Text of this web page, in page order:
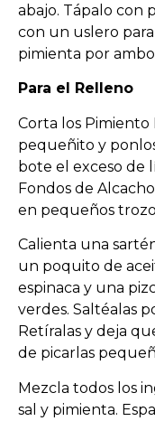
abajo. Tápalo con
con un uslero
pimienta por
Para el Relleno
Corta los Pimiento
pequeñito y
bote el exceso de
Fondos de
en pequeños
Calienta una
un poquito de
espinaca y una
verdes. Saltéalas
Retíralas y deja
de picarlas
Mezcla todos los
sal y pimienta.